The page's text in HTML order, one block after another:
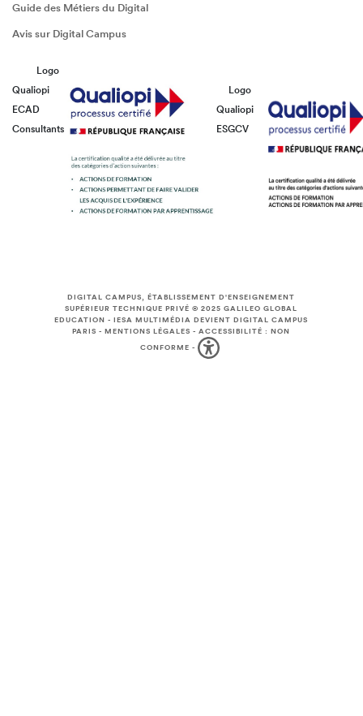
Guide des Métiers du Digital
Avis sur Digital Campus
Logo
Qualiopi
ECAD
Consultants
Logo
Qualiopi
ESGCV
DIGITAL CAMPUS, ÉTABLISSEMENT D'ENSEIGNEMENT
SUPÉRIEUR TECHNIQUE PRIVÉ © 2025GALILEO GLOBAL
EDUCATION -IESA MULTIMÉDIA DEVIENT DIGITAL CAMPUS
PARIS -MENTIONS LÉGALES -ACCESSIBILITÉ : NON
CONFORME -